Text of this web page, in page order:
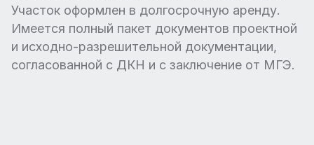
Участок оформлен в долгосрочную аренду.
Имеется полный пакет документов проектной
и исходно-разрешительной документации,
согласованной с ДКН и с заключение от МГЭ.